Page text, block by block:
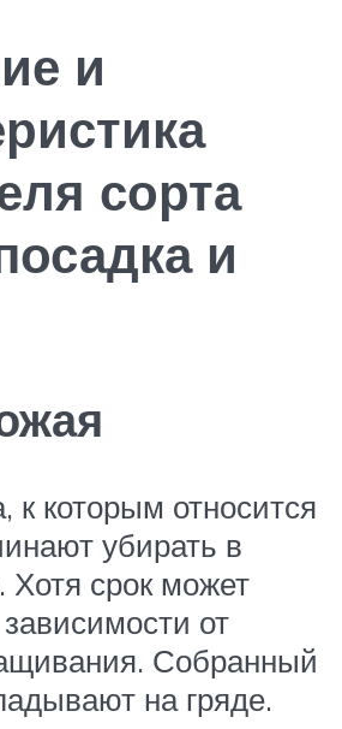
и
сорта
и
к которым относится
убирать в
срок может
от
Собранный
на гряде.